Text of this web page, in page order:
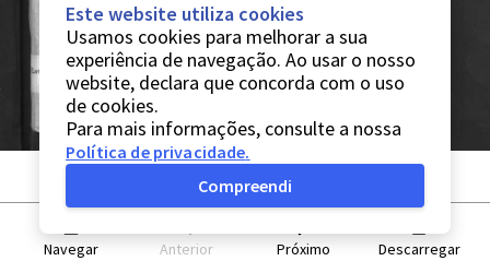
Navegar Anterior Próximo Descarregar
Este website utiliza cookies
Usamos cookies para melhorar a sua
experiência de navegação. Ao usar o nosso
website, declara que concorda com o uso
de cookies.
Para mais informações, consulte a nossa
Política de privacidade.
Compreendi